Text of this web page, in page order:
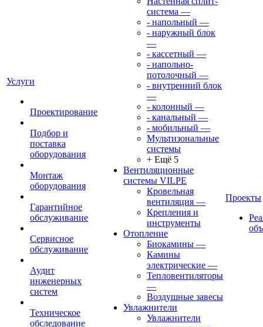
Услуги
Проектирование
Подбор и
поставка
оборудования
Монтаж
оборудования
Гарантийное
обслуживание
Сервисное
обслуживание
Аудит
инженерных
систем
Техническое
обследование
система —
- напольный —
- наружный блок
—
- кассетный —
- напольно-
потолочный —
- внутренний блок
—
- колонный —
- канальный —
- мобильный —
Мультизональные
системы
+ Ещё 5
Вентиляционные
системы VILPE
Кровельная
вентиляция —
Крепления и
инструменты
Отопление
Биокамины —
Камины
электрические —
Тепловентиляторы
—
Воздушные завесы
Увлажнители
Увлажнители
Проекты